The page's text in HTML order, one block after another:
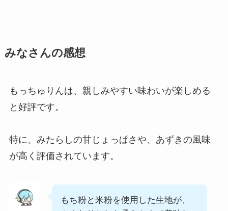
みなさんの感想
もっちゅりんは、親しみやすい味わいが楽しめる
と好評です。
特に、みたらしの甘じょっぱさや、あずきの風味
が高く評価されています。
もち粉と米粉を使用した生地が、